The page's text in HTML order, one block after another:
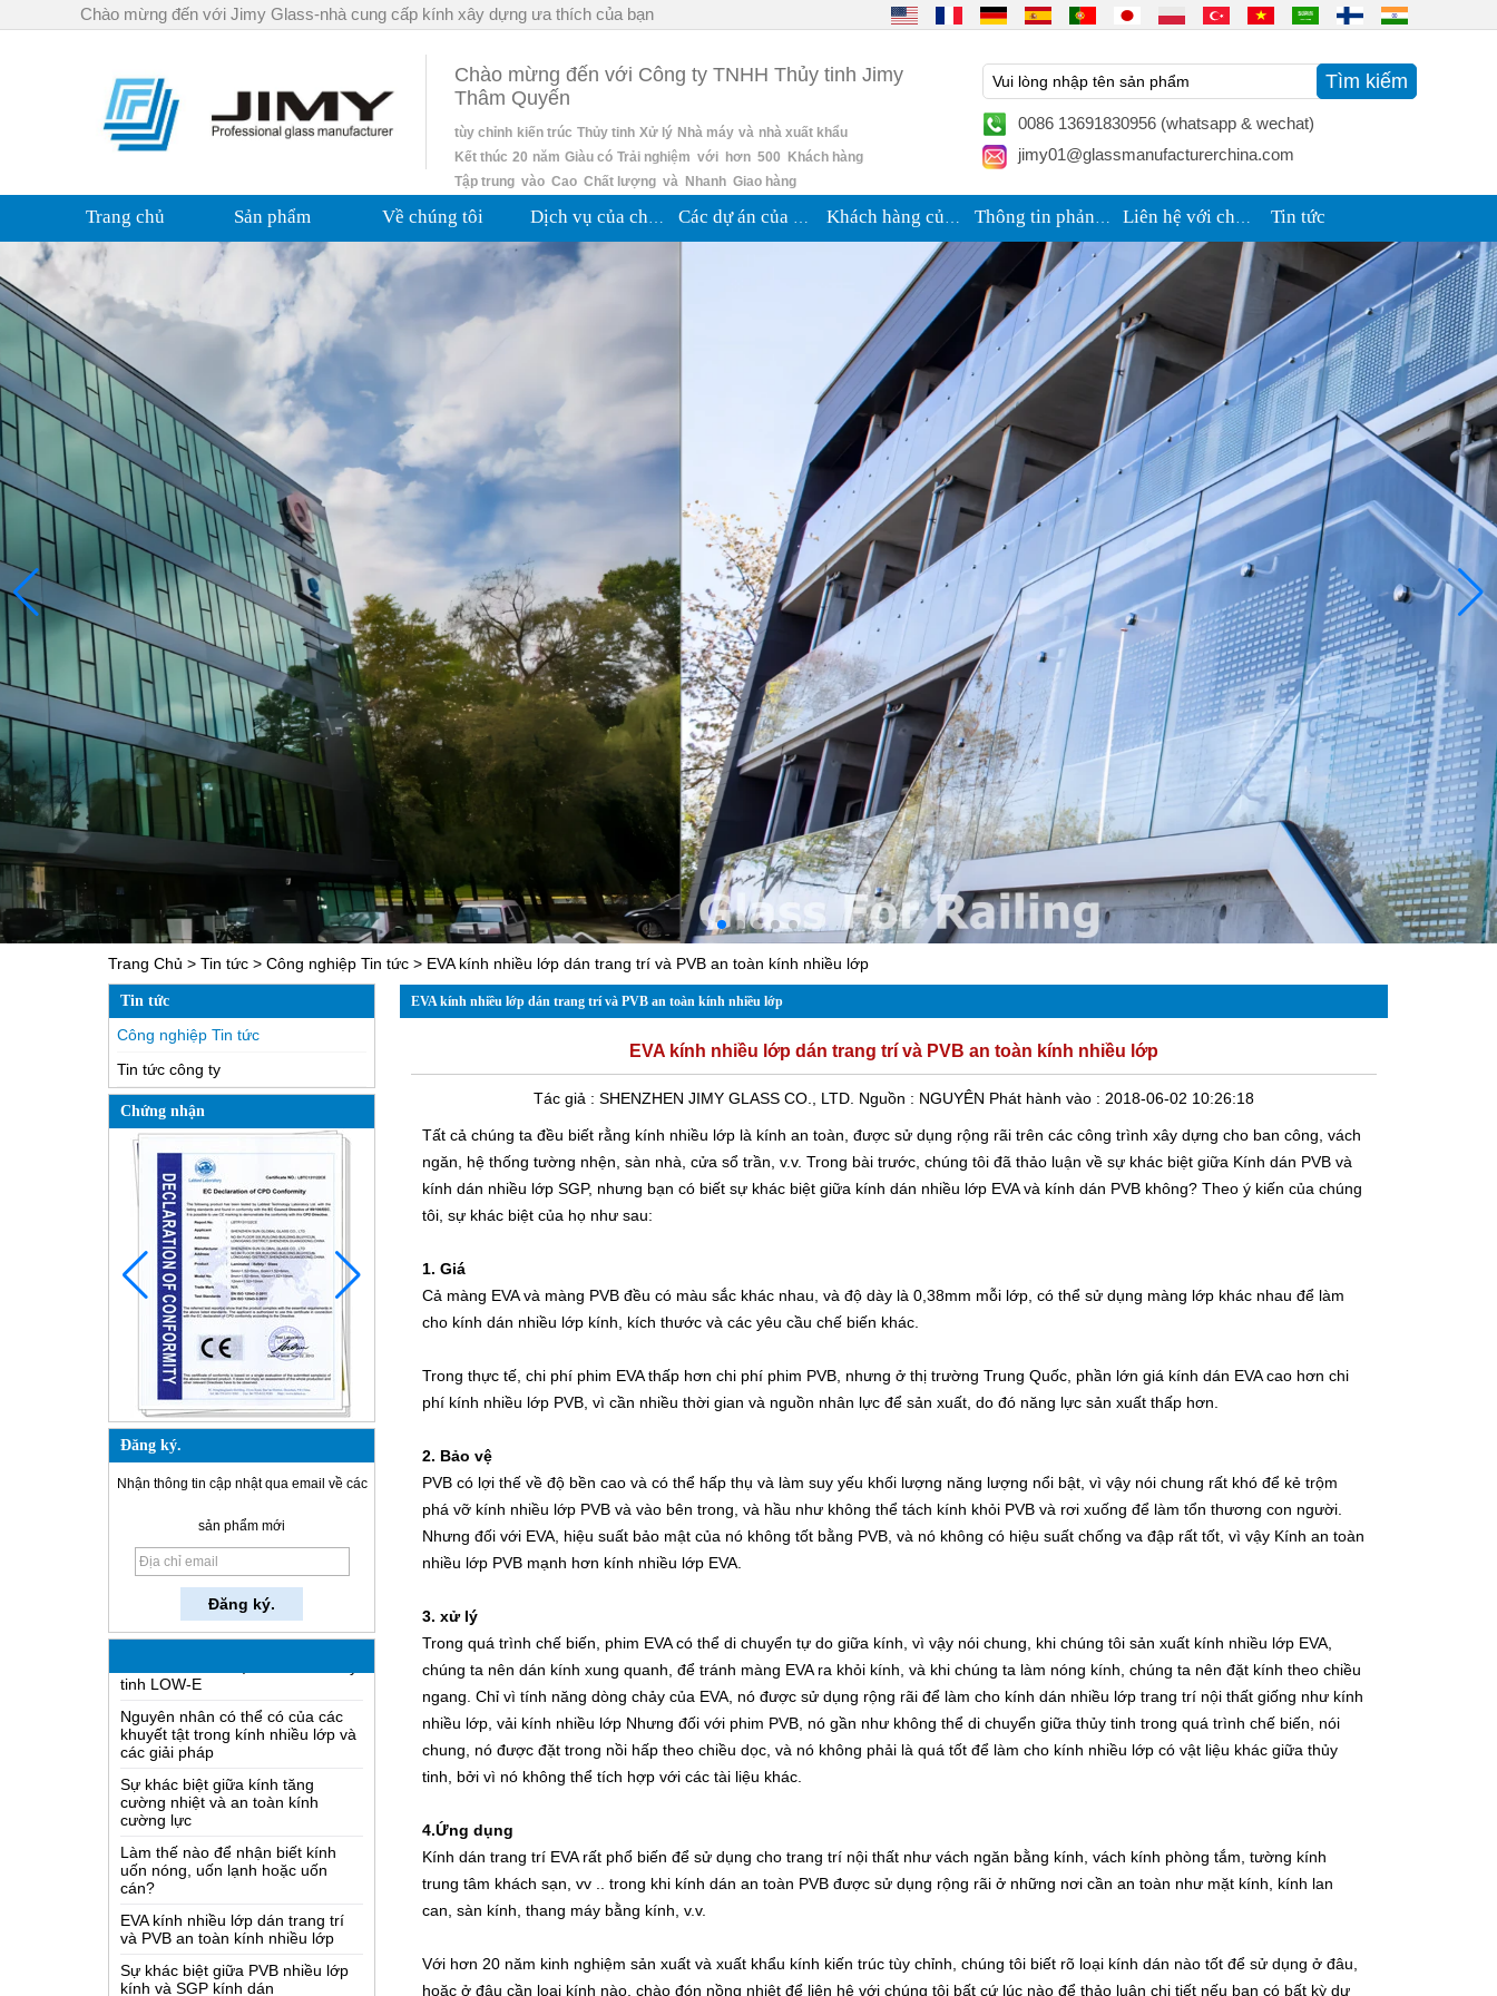
Chào mừng đến với Jimy Glass-nhà cung cấp kính xây dựng ưa thích của bạn
Chào mừng đến với Công ty TNHH Thủy tinh Jimy
Thâm Quyến
tùy chỉnh kiến trúc Thủy tinh Xử lý Nhà máy và nhà xuất khẩu
Kết thúc 20 năm Giàu có Trải nghiệm với hơn 500 Khách hàng
Tập trung vào Cao Chất lượng và Nhanh Giao hàng
0086 13691830956 (whatsapp & wechat)
jimy01@glassmanufacturerchina.com
Trang chủ Sản phẩm Về chúng tôi Dịch vụ của chúng tôi Các dự án của chúng tôi Khách hàng của chúng tôi Thông tin phản hồi Liên hệ với chúng tôi Tin tức
Trang Chủ > Tin tức > Công nghiệp Tin tức > EVA kính nhiều lớp dán trang trí và PVB an toàn kính nhiều lớp
Tin tức
Công nghiệp Tin tức
Tin tức công ty
Chứng nhận
Đăng ký.
Nhận thông tin cập nhật qua email về các
sản phẩm mới
Thủy tinh được thực hiện như thế
nào?
Làm thế nào để một gương hai
Kiến thức toàn diện nhất của thủy
Nguyên nhân có thể có của các
các giải pháp
Sự khác biệt giữa kính tăng
cường nhiệt và an toàn kính
cường lực
Làm thế nào để nhận biết kính
uốn nóng, uốn lạnh hoặc uốn
cán?
EVA kính nhiều lớp dán trang trí
Sự khác biệt giữa PVB nhiều lớp
Cái gì có dây thủy tinh?
EVA kính nhiều lớp dán trang trí và PVB an toàn kính nhiều lớp
EVA kính nhiều lớp dán trang trí và PVB an toàn kính nhiều lớp
Tác giả : SHENZHEN JIMY GLASS CO., LTD. Nguồn : NGUYÊN Phát hành vào : 2018-06-02 10:26:18
Tất cả chúng ta đều biết rằng kính nhiều lớp là kính an toàn, được sử dụng rộng rãi trên các công trình xây dựng cho ban công, vách
ngăn, hệ thống tường nhện, sàn nhà, cửa sổ trần, v.v. Trong bài trước, chúng tôi đã thảo luận về sự khác biệt giữa Kính dán PVB và
kính dán nhiều lớp SGP, nhưng bạn có biết sự khác biệt giữa kính dán nhiều lớp EVA và kính dán PVB không? Theo ý kiến ​​của chúng
tôi, sự khác biệt của họ như sau:
1. Giá
Cả màng EVA và màng PVB đều có màu sắc khác nhau, và độ dày là 0,38mm mỗi lớp, có thể sử dụng màng lớp khác nhau để làm
cho kính dán nhiều lớp kính, kích thước và các yêu cầu chế biến khác.
Trong thực tế, chi phí phim EVA thấp hơn chi phí phim PVB, nhưng ở thị trường Trung Quốc, phần lớn giá kính dán EVA cao hơn chi
phí kính nhiều lớp PVB, vì cần nhiều thời gian và nguồn nhân lực để sản xuất, do đó năng lực sản xuất thấp hơn.
2. Bảo vệ
PVB có lợi thế về độ bền cao và có thể hấp thụ và làm suy yếu khối lượng năng lượng nổi bật, vì vậy nói chung rất khó để kẻ trộm
phá vỡ kính nhiều lớp PVB và vào bên trong, và hầu như không thể tách kính khỏi PVB và rơi xuống để làm tổn thương con người.
Nhưng đối với EVA, hiệu suất bảo mật của nó không tốt bằng PVB, và nó không có hiệu suất chống va đập rất tốt, vì vậy Kính an toàn
nhiều lớp PVB mạnh hơn kính nhiều lớp EVA.
3. xử lý
Trong quá trình chế biến, phim EVA có thể di chuyển tự do giữa kính, vì vậy nói chung, khi chúng tôi sản xuất kính nhiều lớp EVA,
chúng ta nên dán kính xung quanh, để tránh màng EVA ra khỏi kính, và khi chúng ta làm nóng kính, chúng ta nên đặt kính theo chiều
ngang. Chỉ vì tính năng dòng chảy của EVA, nó được sử dụng rộng rãi để làm cho kính dán nhiều lớp trang trí nội thất giống như kính
nhiều lớp, vải kính nhiều lớp Nhưng đối với phim PVB, nó gần như không thể di chuyển giữa thủy tinh trong quá trình chế biến, nói
chung, nó được đặt trong nồi hấp theo chiều dọc, và nó không phải là quá tốt để làm cho kính nhiều lớp có vật liệu khác giữa thủy
tinh, bởi vì nó không thể tích hợp với các tài liệu khác.
4.Ứng dụng
Kính dán trang trí EVA rất phổ biến để sử dụng cho trang trí nội thất như vách ngăn bằng kính, vách kính phòng tắm, tường kính
trung tâm khách sạn, vv .. trong khi kính dán an toàn PVB được sử dụng rộng rãi ở những nơi cần an toàn như mặt kính, kính lan
can, sàn kính, thang máy bằng kính, v.v.
Với hơn 20 năm kinh nghiệm sản xuất và xuất khẩu kính kiến ​​trúc tùy chỉnh, chúng tôi biết rõ loại kính dán nào tốt để sử dụng ở đâu,
hoặc ở đâu cần loại kính nào, chào đón nồng nhiệt để liên hệ với chúng tôi bất cứ lúc nào để thảo luận chi tiết nếu bạn có bất kỳ dự